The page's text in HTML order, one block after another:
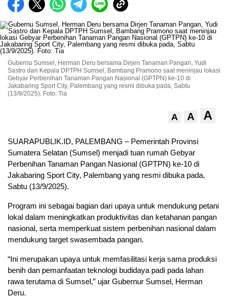
Gubernu Sumsel, Herman Deru bersama Dirjen Tanaman Pangan, Yudi
Sastro dan Kepala DPTPH Sumsel, Bambang Pramono saat meninjau lokasi
Gebyar Perbenihan Tanaman Pangan Nasional (GPTPN) ke-10 di
Jakabaring Sport City, Palembang yang resmi dibuka pada, Sabtu
(13/9/2025). Foto: Tia
A A A
SUARAPUBLIK.ID, PALEMBANG – Pemerintah Provinsi
Sumatera Selatan (Sumsel) menjadi tuan rumah Gebyar
Perbenihan Tanaman Pangan Nasional (GPTPN) ke-10 di
Jakabaring Sport City, Palembang yang resmi dibuka pada,
Sabtu (13/9/2025).
Program ini sebagai bagian dari upaya untuk mendukung petani
lokal dalam meningkatkan produktivitas dan ketahanan pangan
nasional, serta memperkuat sistem perbenihan nasional dalam
mendukung target swasembada pangan.
“Ini merupakan upaya untuk memfasilitasi kerja sama produksi
benih dan pemanfaatan teknologi budidaya padi pada lahan
rawa terutama di Sumsel,” ujar Gubernur Sumsel, Herman
Deru.